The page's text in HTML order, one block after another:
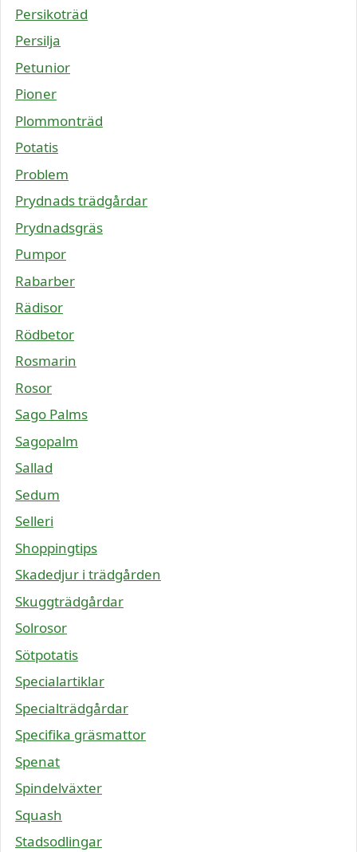
Persikoträd
Persilja
Petunior
Pioner
Plommonträd
Potatis
Problem
Prydnads trädgårdar
Prydnadsgräs
Pumpor
Rabarber
Rädisor
Rödbetor
Rosmarin
Rosor
Sago Palms
Sagopalm
Sallad
Sedum
Selleri
Shoppingtips
Skadedjur i trädgården
Skuggträdgårdar
Solrosor
Sötpotatis
Specialartiklar
Specialträdgårdar
Specifika gräsmattor
Spenat
Spindelväxter
Squash
Stadsodlingar